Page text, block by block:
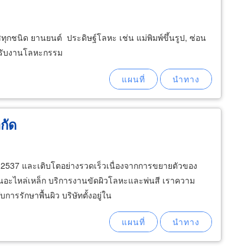
กชนิด ยานยนต์ ประดิษฐ์โลหะ เช่น แม่พิมพ์ขึ้นรูป, ซ่อน
บงานโลหะกรรม
ด
และเติบโตอย่างรวดเร็วเนื่องจากการขยายตัวของ
ะไหล่เหล็ก บริการงานขัดผิวโลหะและพ่นสี เราความ
การรักษาพื้นผิว บริษัทตั้งอยู่ใน